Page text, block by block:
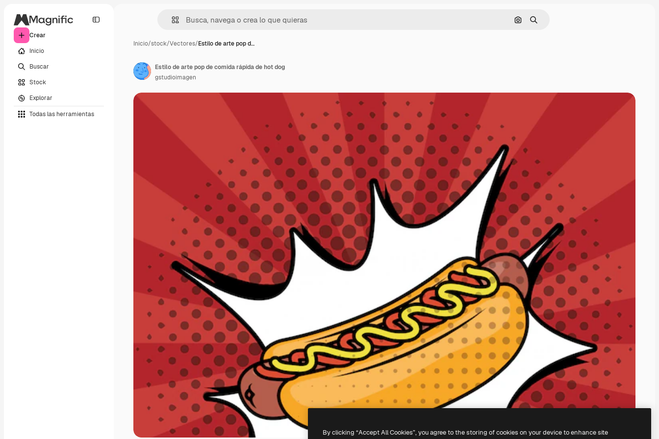
Crear
Inicio
Buscar
Stock
Explorar
Todas las herramientas
Buscar por imagen
Buscar
Inicio/stock/Vectores/Estilo de arte pop d…
Estilo de arte pop de comida rápida de hot dog
gstudioimagen
By clicking “Accept All Cookies”, you agree to the storing of cookies on your device to enhance site